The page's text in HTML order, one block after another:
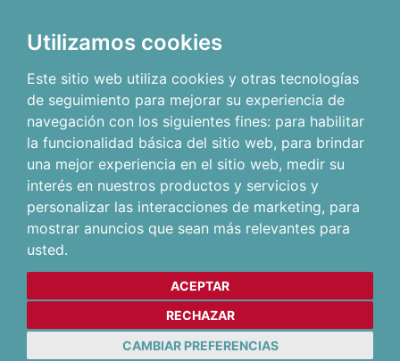
Utilizamos cookies
Este sitio web utiliza cookies y otras tecnologías
de seguimiento para mejorar su experiencia de
navegación con los siguientes fines: para habilitar
la funcionalidad básica del sitio web, para brindar
una mejor experiencia en el sitio web, medir su
interés en nuestros productos y servicios y
personalizar las interacciones de marketing, para
mostrar anuncios que sean más relevantes para
usted.
ACEPTAR
RECHAZAR
CAMBIAR PREFERENCIAS